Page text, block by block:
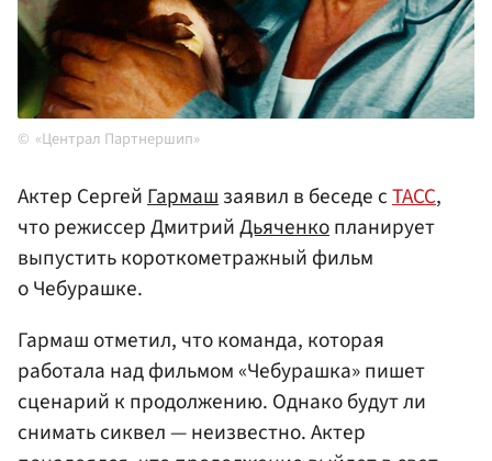
«Централ Партнершип»
Актер СергейГармашзаявил в беседе сТАСС,
что режиссер ДмитрийДьяченкопланирует
выпустить короткометражный фильм
о Чебурашке.
Гармаш отметил, что команда, которая
работала над фильмом «Чебурашка» пишет
сценарий к продолжению. Однако будут ли
снимать сиквел — неизвестно. Актер